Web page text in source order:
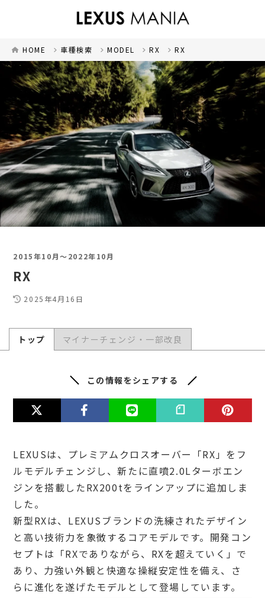
HOME 車種検索 MODEL RX RX
2015年10月～2022年10月
RX
2025年4月16日
トップ マイナーチェンジ・一部改良
この情報をシェアする
LEXUSは、プレミアムクロスオーバー「RX」をフ
ルモデルチェンジし、新たに直噴2.0Lターボエン
ジンを搭載したRX200tをラインアップに追加しま
した。
新型RXは、LEXUSブランドの洗練されたデザイン
と高い技術力を象徴するコアモデルです。開発コン
セプトは「RXでありながら、RXを超えていく」で
あり、力強い外観と快適な操縦安定性を備え、さ
らに進化を遂げたモデルとして登場しています。